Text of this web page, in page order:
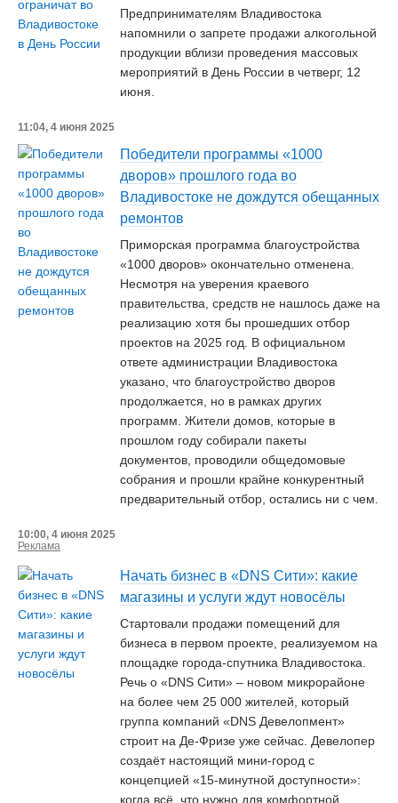
Предпринимателям Владивостока
напомнили о запрете продажи алкогольной
продукции вблизи проведения массовых
мероприятий в День России в четверг, 12
июня.
11:04, 4 июня 2025
Победители программы «1000
дворов» прошлого года во
Владивостоке не дождутся обещанных
ремонтов
Приморская программа благоустройства
«1000 дворов» окончательно отменена.
Несмотря на уверения краевого
правительства, средств не нашлось даже на
реализацию хотя бы прошедших отбор
проектов на 2025 год. В официальном
ответе администрации Владивостока
указано, что благоустройство дворов
продолжается, но в рамках других
программ. Жители домов, которые в
прошлом году собирали пакеты
документов, проводили общедомовые
собрания и прошли крайне конкурентный
предварительный отбор, остались ни с чем.
10:00, 4 июня 2025
Реклама
Начать бизнес в «DNS Сити»: какие
магазины и услуги ждут новосёлы
Стартовали продажи помещений для
бизнеса в первом проекте, реализуемом на
площадке города-спутника Владивостока.
Речь о «DNS Сити» – новом микрорайоне
на более чем 25 000 жителей, который
группа компаний «DNS Девелопмент»
строит на Де-Фризе уже сейчас. Девелопер
создаёт настоящий мини-город с
концепцией «15-минутной доступности»:
когда всё, что нужно для комфортной